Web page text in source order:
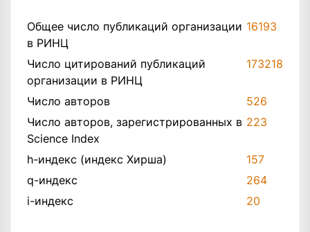
Общее число публикаций организации
в РИНЦ
16193
Число цитирований публикаций
организации в РИНЦ
173218
Число авторов
526
Число авторов, зарегистрированных в
Science Index
223
h-индекс (индекс Хирша)
157
q-индекс
264
i-индекс
20